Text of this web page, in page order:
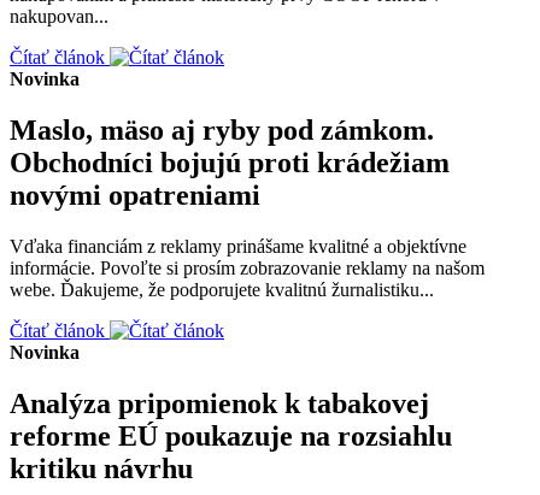
nakupovan...
Čítať článok
Novinka
Maslo, mäso aj ryby pod zámkom.
Obchodníci bojujú proti krádežiam
novými opatreniami
Vďaka financiám z reklamy prinášame kvalitné a objektívne
informácie. Povoľte si prosím zobrazovanie reklamy na našom
webe. Ďakujeme, že podporujete kvalitnú žurnalistiku...
Čítať článok
Novinka
Analýza pripomienok k tabakovej
reforme EÚ poukazuje na rozsiahlu
kritiku návrhu